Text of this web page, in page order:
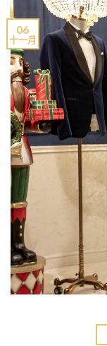
06
十一月